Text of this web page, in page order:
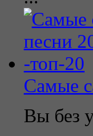
Самые
Вы без